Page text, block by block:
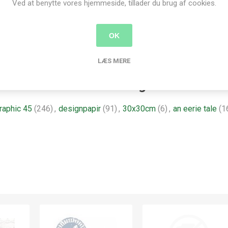
45 (246) , designpapir (91) , 30x30cm (6) , an eerie tale
Ved at benytte vores hjemmeside, tillader du brug af cookies.
OK
LÆS MERE